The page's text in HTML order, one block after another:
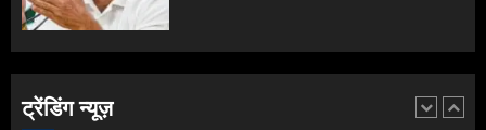
ट्रेंडिंग न्यूज़
1
उड़ाए करोड़ों, टूट गया मोदी का रिकॉर्ड !